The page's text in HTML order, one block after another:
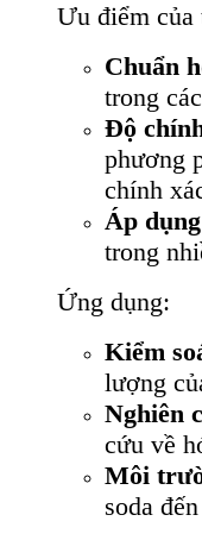
Ưu điểm của
Chuẩn
trong
Độ
phương
chính
Áp
trong
Ứng dụng:
Kiểm
lượng
Nghiên
cứu về
Môi
soda